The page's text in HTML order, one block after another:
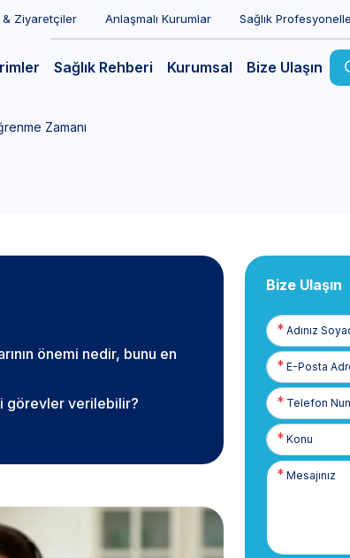
& Ziyaretçiler Anlaşmalı Kurumlar Sağlık
Sağlık Rehberi Kurumsal Bize Ulaşın
Zamanı
önemi nedir, bunu en
görevler verilebilir?
Bize Ulaşın
Adınız
Soyadınız
E-
Posta
Telefon
Numaranız